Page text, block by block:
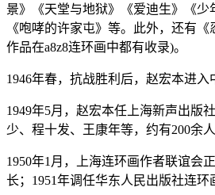
景》《天堂与地狱》《爱迪生》《少
《咆哮的许家屯》等。此外，还有
作品在a8z8连环画中都有收录)。
1946年春，抗战胜利后，赵宏本进
1949年5月，赵宏本任上海新声出版
少、程十发、王康年等，约有200余人
1950年1月，上海连环画作者联谊会
长；1951年调任华东人民出版社连环